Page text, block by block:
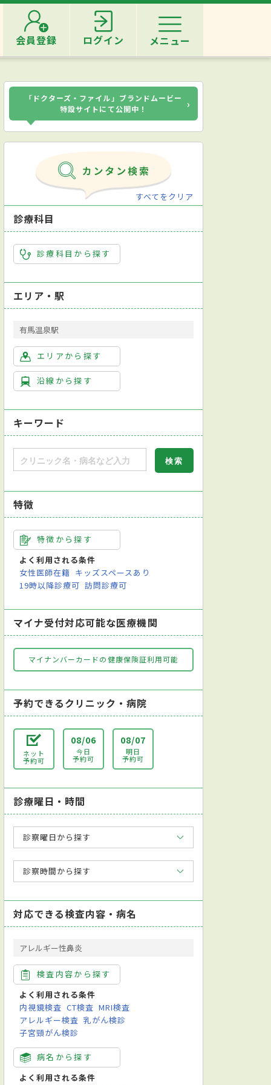
会員登録 ログイン メニュー
「ドクターズ・ファイル」ブランドムービー
特設サイトにて公開中！
›
すべてをクリア
診療科目
診療科目から探す
エリア・駅
有馬温泉駅
エリアから探す
沿線から探す
キーワード
特徴
特徴から探す
よく利用される条件
女性医師在籍 キッズスペースあり
19時以降診療可 訪問診療可
マイナ受付対応可能な医療機関
マイナンバーカードの健康保険証利用可能
予約できるクリニック・病院
ネット
予約可
08/06
今日
予約可
08/07
明日
予約可
診療曜日・時間
診察曜日から探す
診察時間から探す
対応できる検査内容・病名
アレルギー性鼻炎
検査内容から探す
よく利用される条件
内視鏡検査 CT検査 MRI検査
アレルギー検査 乳がん検診
子宮頸がん検診
病名から探す
よく利用される条件